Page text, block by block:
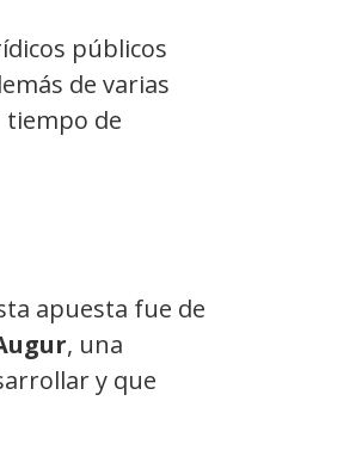
públicos
de varias
tiempo de
apuesta fue de
, una
y que